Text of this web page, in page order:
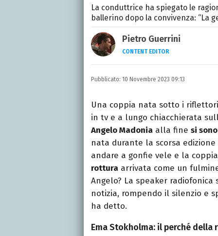
La conduttrice ha spiegato le
ballerino dopo la convivenza: “La
Pietro Guerrini
CONTENT EDITOR
Laurea in Lettere,
e della Pixar).
Pubblicato: 10 Novembre 2023 09:13
Una coppia nata sotto i
in tv e a lungo chiacchierata
Angelo Madonia alla fine si
nata durante la scorsa
andare a gonfie vele e la
rottura arrivata come un
Angelo? La speaker
notizia, rompendo il silenzio e
ha detto.
Ema Stokholma: il perché